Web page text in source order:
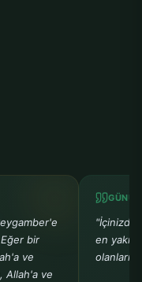
bir
ve
Allah'a ve
"İçinizde
en yakın